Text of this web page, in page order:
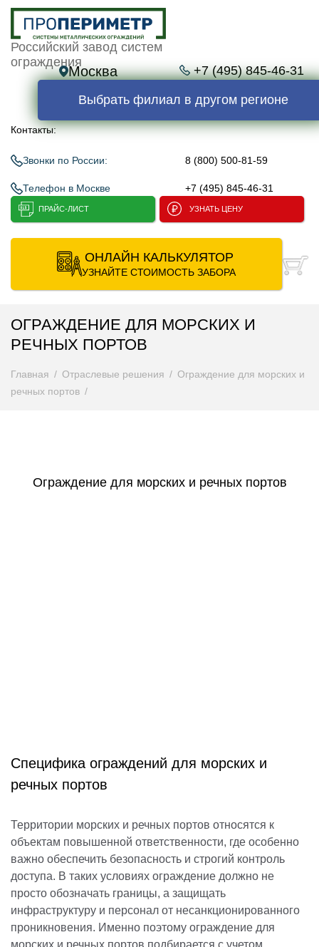
Российский завод систем
ограждения
Москва +7 (495) 845-46-31
Выбрать филиал в другом регионе
Контакты:
Звонки по России: 8 (800) 500-81-59
Телефон в Москве +7 (495) 845-46-31
ПРАЙС-ЛИСТ УЗНАТЬ ЦЕНУ
ОНЛАЙН КАЛЬКУЛЯТОР
УЗНАЙТЕ СТОИМОСТЬ ЗАБОРА
ОГРАЖДЕНИЕ ДЛЯ МОРСКИХ И
РЕЧНЫХ ПОРТОВ
Главная Отраслевые решения
Ограждение для морских и
речных портов
Ограждение для морских и речных портов
Специфика ограждений для морских и
речных портов
Территории морских и речных портов относятся к
объектам повышенной ответственности, где особенно
важно обеспечить безопасность и строгий контроль
доступа. В таких условиях ограждение должно не
просто обозначать границы, а защищать
инфраструктуру и персонал от несанкционированного
проникновения. Именно поэтому ограждение для
морских и речных портов подбирается с учетом